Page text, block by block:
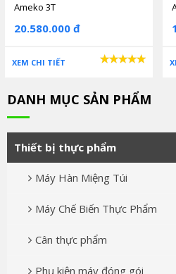
Ameko 3T
20.580.000 đ
XEM CHI TIẾT
DANH MỤC SẢN PHẨM
Thiết bị thực phẩm
Máy Hàn Miệng Túi
Máy Chế Biến Thực Phẩm
Cân thực phẩm
Phụ kiện máy đóng gói